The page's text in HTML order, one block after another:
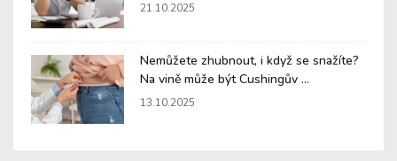
21.10.2025
Nemůžete zhubnout, i když se snažíte?
Na vině může být Cushingův ...
13.10.2025